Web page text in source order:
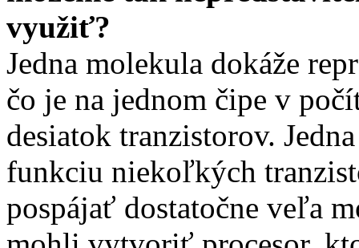
využiť?
Jedna molekula dokáže
čo je na jednom čipe v
desiatok tranzistorov.
funkciu niekoľkých
pospájať dostatočne veľa